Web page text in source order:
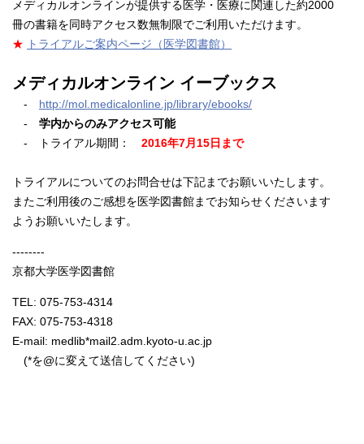
メディカルオンラインが提供する医学・医療に関連した約2000
冊の書籍を同時アクセス数無制限でご利用いただけます。
★
トライアルご案内ページ（医学図書館）
メディカルオンライン イーブックス
- http://mol.medicalonline.jp/library/ebooks/
- 学内からのみアクセス可能
- トライアル期間： 2016年7月15日まで
トライアルについてのお問合せは下記までお願いいたします。
またご利用後のご感想を医学図書館までお知らせくださいます
ようお願いいたします。
--------
京都大学医学図書館
TEL: 075-753-4314
FAX: 075-753-4318
E-mail: medlib*mail2.adm.kyoto-u.ac.jp
(*を@に変えて送信してください)